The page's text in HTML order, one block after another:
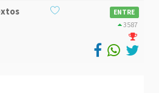
ENTRE
3587